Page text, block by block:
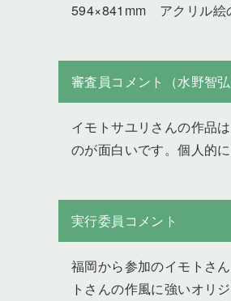
594×841mm アクリル
審査員コメント（水野智弘
イモトサユリさんの作品
のが面白いです。個人的
実行委員コメント
福岡から参加のイモトさ
トさんの作風に強いオリ